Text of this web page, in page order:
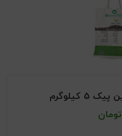
کیلوگرم
تومان